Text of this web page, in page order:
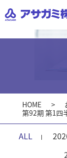
HOME
第92期 第1四
ALL